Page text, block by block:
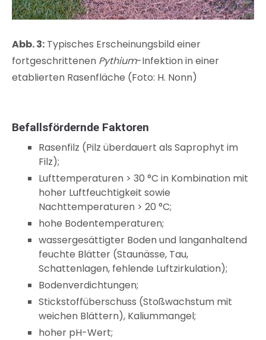
Abb. 3: Typisches Erscheinungsbild einer
fortgeschrittenen Pythium-Infektion in einer
etablierten Rasenfläche (Foto: H. Nonn)
Befallsfördernde Faktoren
Rasenfilz (Pilz überdauert als Saprophyt im
Filz);
Lufttemperaturen > 30 °C in Kombination mit
hoher Luftfeuchtigkeit sowie
Nachttemperaturen > 20 °C;
hohe Bodentemperaturen;
wassergesättigter Boden und langanhaltend
feuchte Blätter (Staunässe, Tau,
Schattenlagen, fehlende Luftzirkulation);
Bodenverdichtungen;
Stickstoffüberschuss (Stoßwachstum mit
weichen Blättern), Kaliummangel;
hoher pH-Wert;